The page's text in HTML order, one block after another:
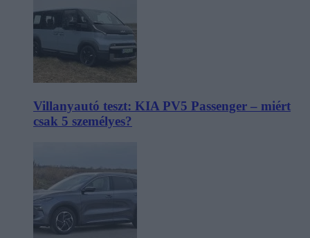
Villanyautó teszt: KIA PV5 Passenger – miért
csak 5 személyes?